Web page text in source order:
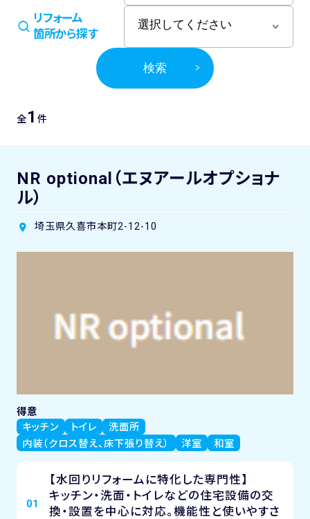
リフォーム
箇所から探す
検索
全1 件
NR optional（エヌアールオプショナ
ル）
埼玉県久喜市本町2-12-10
得意
キッチン
トイレ
洗面所
内装（クロス替え、床下張り替え）
洋室 和室
01
【水回りリフォームに特化した専門性】
キッチン・洗面・トイレなどの住宅設備の交
換・設置を中心に対応。機能性と使いやすさ